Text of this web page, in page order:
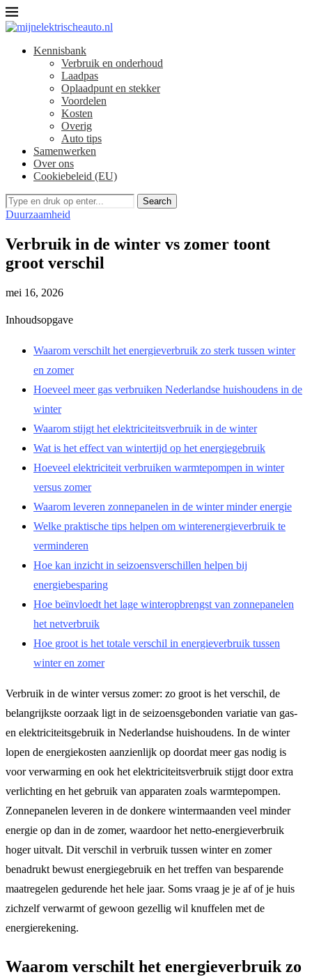
Kennisbank
Verbruik en onderhoud​
Laadpas
Oplaadpunt en stekker
Voordelen
Kosten
Overig
Auto tips
Samenwerken
Over ons
Cookiebeleid (EU)
Search
Duurzaamheid
Verbruik in de winter vs zomer toont
groot verschil
mei 16, 2026
Inhoudsopgave
Waarom verschilt het energieverbruik zo sterk tussen winter
en zomer
Hoeveel meer gas verbruiken Nederlandse huishoudens in de
winter
Waarom stijgt het elektriciteitsverbruik in de winter
Wat is het effect van wintertijd op het energiegebruik
Hoeveel elektriciteit verbruiken warmtepompen in winter
versus zomer
Waarom leveren zonnepanelen in de winter minder energie
Welke praktische tips helpen om winterenergieverbruik te
verminderen
Hoe kan inzicht in seizoensverschillen helpen bij
energiebesparing
Hoe beïnvloedt het lage winteropbrengst van zonnepanelen
het netverbruik
Hoe groot is het totale verschil in energieverbruik tussen
winter en zomer
Verbruik in de winter versus zomer: zo groot is het verschil, de
belangrijkste oorzaak ligt in de seizoensgebonden variatie van gas-
en elektriciteitsgebruik in Nederlandse huishoudens. In de winter
lopen de energiekosten aanzienlijk op doordat meer gas nodig is
voor verwarming en ook het elektriciteitsverbruik stijgt door extra
verlichting en het gebruik van apparaten zoals warmtepompen.
Zonnepanelen leveren in de donkere wintermaanden veel minder
energie op dan in de zomer, waardoor het netto-energieverbruik
hoger uitvalt. Dit verschil in verbruik tussen winter en zomer
benadrukt bewust energiegebruik en het treffen van besparende
maatregelen gedurende het hele jaar. Soms vraag je je af of je huis
zichzelf verwarmt of gewoon gezellig wil knuffelen met de
energierekening.
Waarom verschilt het energieverbruik zo